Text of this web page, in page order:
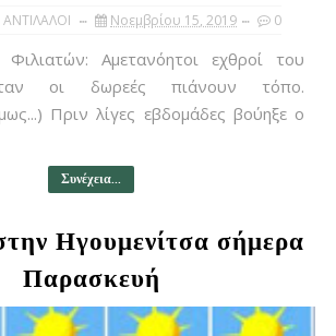
Νοεμβρίου 15, 2019 0
Φιλιατών: Αμετανόητοι εχθροί του
οι δωρεές πιάνουν τόπο.
Πριν λίγες εβδομάδες βούηξε ο
Συνέχεια...
Ηγουμενίτσα σήμερα
Παρασκευή